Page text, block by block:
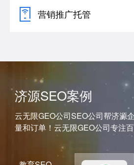
营销推广托管
济源SEO案例
云无限GEO公司SEO公司帮济源
量和订单！云无限GEO公司专注